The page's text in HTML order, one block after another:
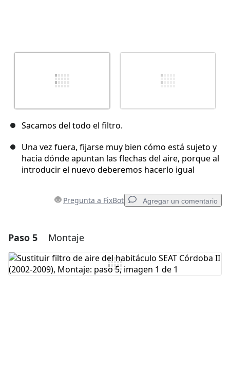
Sacamos del todo el filtro.
Una vez fuera, fijarse muy bien cómo está sujeto y
hacia dónde apuntan las flechas del aire, porque al
introducir el nuevo deberemos hacerlo igual
Pregunta a FixBot Agregar un comentario
Agregar un comentario
Agregar Comentario
Paso 5 Montaje